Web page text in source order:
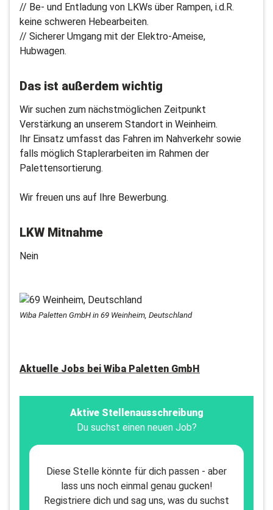
// Be- und Entladung von LKWs über Rampen, i.d.R.
keine schweren Hebearbeiten.
// Sicherer Umgang mit der Elektro-Ameise,
Hubwagen.
Das ist außerdem wichtig
Wir suchen zum nächstmöglichen Zeitpunkt
Verstärkung an unserem Standort in Weinheim.
Ihr Einsatz umfasst das Fahren im Nahverkehr sowie
falls möglich Staplerarbeiten im Rahmen der
Palettensortierung.
Wir freuen uns auf Ihre Bewerbung.
LKW Mitnahme
Nein
Wiba Paletten GmbH in 69 Weinheim, Deutschland
Aktuelle Jobs bei Wiba Paletten GmbH
Aktive Stellenausschreibung
Du suchst einen neuen Job?
Diese Stelle könnte für dich passen - aber
lass uns noch einmal genau gucken!
Registriere dich und sag uns, was du suchst